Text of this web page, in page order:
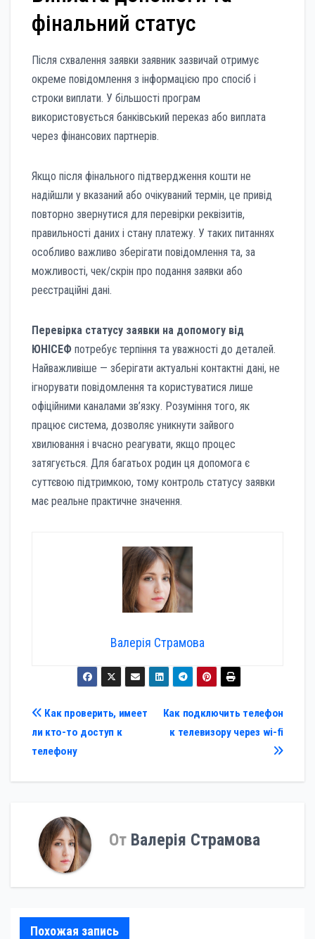
фінальний статус
Після схвалення заявки заявник зазвичай отримує
окреме повідомлення з інформацією про спосіб і
строки виплати. У більшості програм
використовується банківський переказ або виплата
через фінансових партнерів.
Якщо після фінального підтвердження кошти не
надійшли у вказаний або очікуваний термін, це привід
повторно звернутися для перевірки реквізитів,
правильності даних і стану платежу. У таких питаннях
особливо важливо зберігати повідомлення та, за
можливості, чек/скрін про подання заявки або
реєстраційні дані.
Перевірка статусу заявки на допомогу від
ЮНІСЕФ потребує терпіння та уважності до деталей.
Найважливіше — зберігати актуальні контактні дані, не
ігнорувати повідомлення та користуватися лише
офіційними каналами зв’язку. Розуміння того, як
працює система, дозволяє уникнути зайвого
хвилювання і вчасно реагувати, якщо процес
затягується. Для багатьох родин ця допомога є
суттєвою підтримкою, тому контроль статусу заявки
має реальне практичне значення.
Валерія Страмова
Навигация
по
записям
Как подключить телефон
к телевизору через wi-fi
Как проверить, имеет
ли кто-то доступ к
телефону
От Валерія Страмова
Похожая запись